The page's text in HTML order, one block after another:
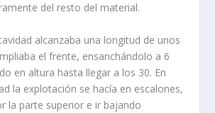
del resto del material.
alcanzaba una longitud de unos
el frente, ensanchándolo a 6
en altura hasta lle­gar a los 30. En
la explotación se hacía en escalones,
la parte superior e ir bajando